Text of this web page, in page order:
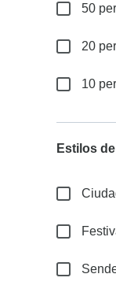
50
20
10
Estilos